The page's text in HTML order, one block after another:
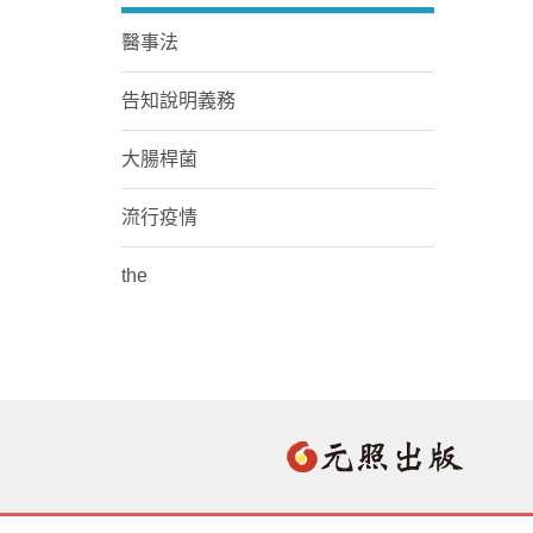
醫事法
告知說明義務
大腸桿菌
流行疫情
the